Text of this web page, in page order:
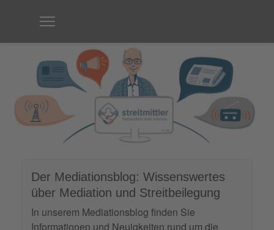
Der Mediationsblog: Wissenswertes
über Mediation und Streitbeilegung
In unserem Mediationsblog finden Sie
Informationen und Neuigkeiten rund um die